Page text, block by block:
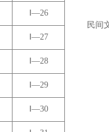
民间
Ⅰ—26
Ⅰ—27
Ⅰ—28
Ⅰ—29
Ⅰ—30